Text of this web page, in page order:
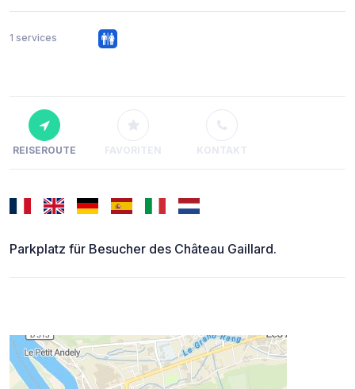
1 services
REISEROUTE FAVORITEN KONTAKT
Parkplatz für Besucher des Château Gaillard.